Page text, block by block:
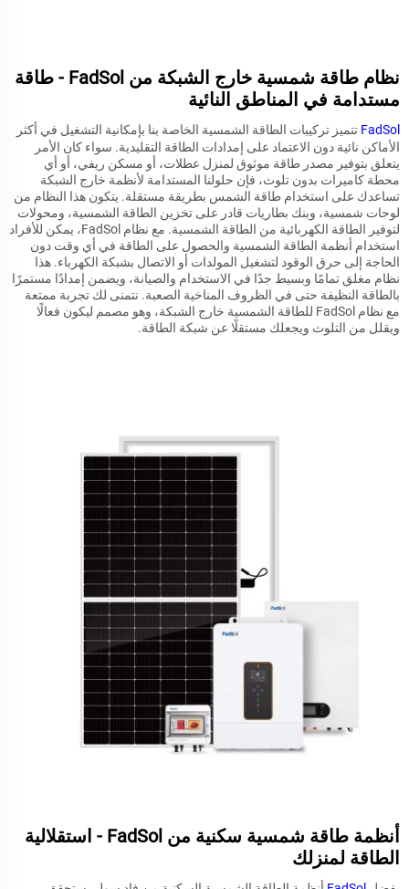
نظام طاقة شمسية خارج الشبكة من FadSol - طاقة
مستدامة في المناطق النائية
FadSolتتميز تركيبات الطاقة الشمسية الخاصة بنا بإمكانية التشغيل في أكثر
الأماكن نائية دون الاعتماد على إمدادات الطاقة التقليدية. سواء كان الأمر
يتعلق بتوفير مصدر طاقة موثوق لمنزل عطلات، أو مسكن ريفي، أو أي
محطة كاميرات بدون تلوث، فإن حلولنا المستدامة لأنظمة خارج الشبكة
تساعدك على استخدام طاقة الشمس بطريقة مستقلة. يتكون هذا النظام من
لوحات شمسية، وبنك بطاريات قادر على تخزين الطاقة الشمسية، ومحولات
لتوفير الطاقة الكهربائية من الطاقة الشمسية. مع نظام FadSol، يمكن للأفراد
استخدام أنظمة الطاقة الشمسية والحصول على الطاقة في أي وقت دون
الحاجة إلى حرق الوقود لتشغيل المولدات أو الاتصال بشبكة الكهرباء. هذا
نظام مغلق تمامًا وبسيط جدًا في الاستخدام والصيانة، ويضمن إمدادًا مستمرًا
بالطاقة النظيفة حتى في الظروف المناخية الصعبة. نتمنى لك تجربة ممتعة
مع نظام FadSol للطاقة الشمسية خارج الشبكة، وهو مصمم ليكون فعالًا
ويقلل من التلوث ويجعلك مستقلًا عن شبكة الطاقة.
أنظمة طاقة شمسية سكنية من FadSol - استقلالية
الطاقة لمنزلك